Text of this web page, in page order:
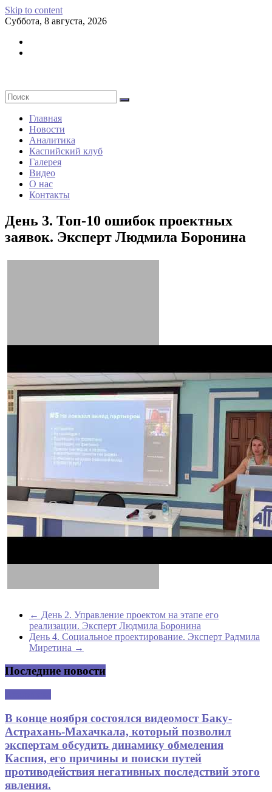
Skip to content
Суббота, 8 августа, 2026
Главная
Новости
Аналитика
Каспийский клуб
Галерея
Видео
О нас
Контакты
День 3. Топ-10 ошибок проектных
заявок. Эксперт Людмила Боронина
← День 2. Управление проектом на этапе его
реализации. Эксперт Людмила Боронина
День 4. Социальное проектирование. Эксперт Радмила
Миретина →
Последние новости
В конце ноября состоялся видеомост Баку-
Астрахань-Махачкала, который позволил
экспертам обсудить динамику обмеления
Каспия, его причины и поиски путей
противодействия негативных последствий этого
явления.